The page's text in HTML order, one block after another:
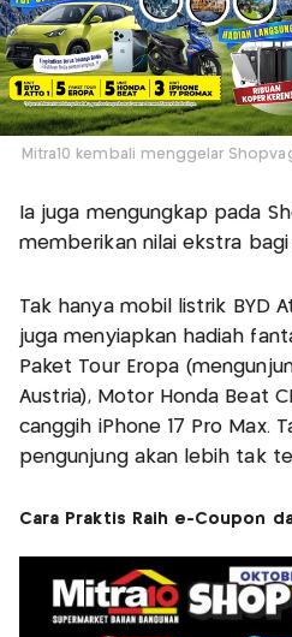
Mitra10 kembali menggelar
Ia juga mengungkap pada
memberikan nilai ekstra
Tak hanya mobil listrik BYD
juga menyiapkan hadiah
Paket Tour Eropa
Austria), Motor Honda Beat
canggih iPhone 17 Pro Max.
pengunjung akan lebih tak
Cara Praktis Raih e-Coupon